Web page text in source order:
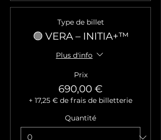
Type de billet
🟢 VERA – INITIA+™
Plus d'info
Prix
690,00 €
+ 17,25 € de frais de billetterie
Quantité